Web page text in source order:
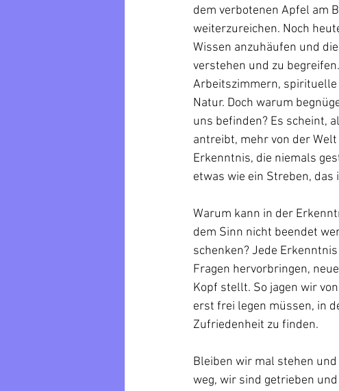
dem verbotenen Apfel am
weiterzureichen. Noch
Wissen anzuhäufen und
verstehen und zu
Arbeitszimmern, spirituelle
Natur. Doch warum
uns befinden? Es scheint,
antreibt, mehr von der
Erkenntnis, die niemals
etwas wie ein Streben,
Warum kann in der
dem Sinn nicht beendet
schenken? Jede
Fragen hervorbringen,
Kopf stellt. So jagen wir
erst frei legen müssen, in
Zufriedenheit zu finden.
Bleiben wir mal stehen
weg, wir sind getrieben